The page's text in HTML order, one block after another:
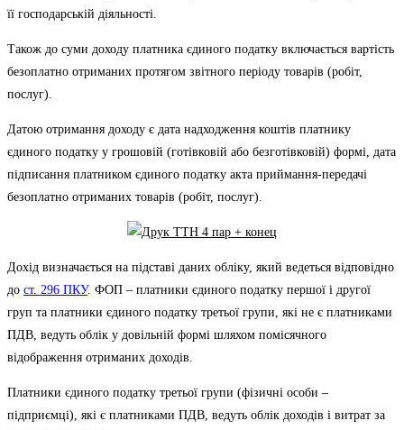
її господарській діяльності.
Також до суми доходу платника єдиного податку включається вартість
безоплатно отриманих протягом звітного періоду товарів (робіт,
послуг).
Датою отримання доходу є дата надходження коштів платнику
єдиного податку у грошовій (готівковій або безготівковій) формі, дата
підписання платником єдиного податку акта приймання-передачі
безоплатно отриманих товарів (робіт, послуг).
Дохід визначається на підставі даних обліку, який ведеться відповідно
до ст. 296 ПКУ. ФОП – платники єдиного податку першої і другої
груп та платники єдиного податку третьої групи, які не є платниками
ПДВ, ведуть облік у довільній формі шляхом помісячного
відображення отриманих доходів.
Платники єдиного податку третьої групи (фізичні особи –
підприємці), які є платниками ПДВ, ведуть облік доходів і витрат за